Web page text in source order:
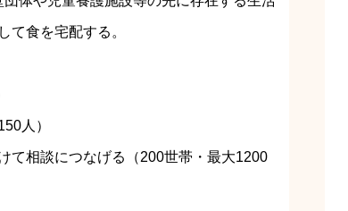
て食を宅配する。
人）
て相談につなげる（200世帯・最大1200